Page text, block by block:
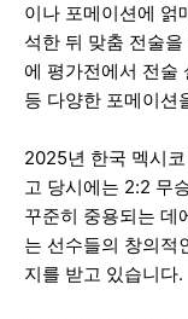
이나 포메이션에 얽
석한 뒤 맞춤 전술
에 평가전에서 전
등 다양한 포메이션
2025년 한국 멕시
고 당시에는 2:2 무
꾸준히 중용되는 데
는 선수들의 창의적
지를 받고 있습니다.